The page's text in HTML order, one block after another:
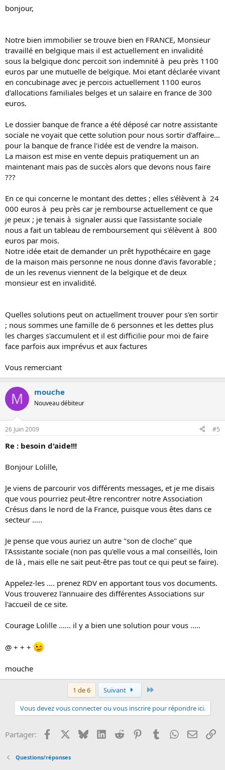
bonjour,
Notre bien immobilier se trouve bien en FRANCE, Monsieur
travaillé en belgique mais il est actuellement en invalidité
sous la belgique donc percoit son indemnité à peu près 1100
euros par une mutuelle de belgique. Moi etant déclarée vivant
en concubinage avec je percois actuellement 1100 euros
d'allocations familiales belges et un salaire en france de 300
euros.
Le dossier banque de france a été déposé car notre assistante
sociale ne voyait que cette solution pour nous sortir d'affaire...
pour la banque de france l'idée est de vendre la maison.
La maison est mise en vente depuis pratiquement un an
maintenant mais pas de succès alors que devons nous faire
???
En ce qui concerne le montant des dettes ; elles s'élèvent à 24
000 euros à peu près car je rembourse actuellement ce que
je peux ; je tenais à signaler aussi que l'assistante sociale
nous a fait un tableau de remboursement qui s'élèvent à 800
euros par mois.
Notre idée etait de demander un prêt hypothécaire en gage
de la maison mais personne ne nous donne d'avis favorable ;
de un les revenus viennent de la belgique et de deux
monsieur est en invalidité.
Quelles solutions peut on actuellment trouver pour s'en sortir
; nous sommes une famille de 6 personnes et les dettes plus
les charges s'accumulent et il est difficilie pour moi de faire
face parfois aux imprévus et aux factures
Vous remerciant
M mouche
Nouveau débiteur
26 Juin 2009 #5
Re : besoin d'aide!!!
Bonjour Lolille,
Je viens de parcourir vos différents messages, et je me disais
que vous pourriez peut-être rencontrer notre Association
Crésus dans le nord de la France, puisque vous êtes dans ce
secteur .....
Je pense que vous auriez un autre "son de cloche" que
l'Assistante sociale (non pas qu'elle vous a mal conseillés, loin
de là , mais elle ne sait peut-être pas tout ce qui peut se faire).
Appelez-les .... prenez RDV en apportant tous vos documents.
Vous trouverez l'annuaire des différentes Associations sur
l'accueil de ce site.
Courage Lolille ...... il y a bien une solution pour vous .....
@ + + +
mouche
1 de 6 Suivant
Vous devez vous connecter ou vous inscrire pour répondre ici.
Partager: Facebook BlueskyLinkedInReddit PinterestTumblrWhatsApp
Email
Questions/réponses